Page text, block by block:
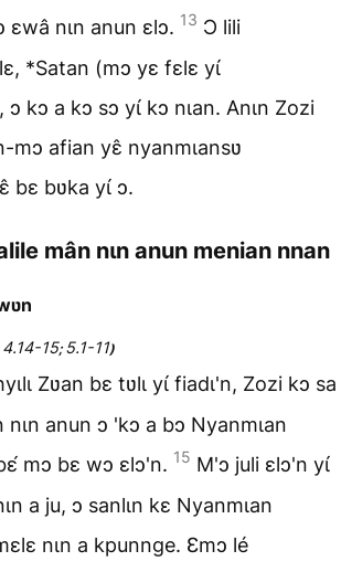
ɛwâ nɩn anun ɛlɔ. 13 Ɔ lili
*Satan (mɔ yɛ fɛlɛ yɩ́
kɔ a kɔ sɔ yɩ́ kɔ nɩan. Anɩn Zozi
mɔ afian yɛ̂ nyanmɩansʋ
bɛ bʋka yɩ́ ɔ.
mân nɩn anun menian nnan
15;5.1-11)
Zʋan bɛ tʋlɩ yɩ́ fiadɩ'n, Zozi kɔ sa
nɩn anun ɔ 'kɔ a bɔ Nyanmɩan
mɔ bɛ wɔ ɛlɔ'n. 15 M'ɔ juli ɛlɔ'n yɩ́
a ju, ɔ sanlɩn kɛ Nyanmɩan
nɩn a kpunnge. Ɛmɔ lé